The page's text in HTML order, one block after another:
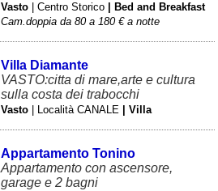
Vasto | Centro Storico | Bed and Breakfast
Cam.doppia da 80 a 180 € a notte
Villa Diamante
VASTO:citta di mare,arte e cultura
sulla costa dei trabocchi
Vasto | Località CANALE | Villa
Appartamento Tonino
Appartamento con ascensore,
garage e 2 bagni